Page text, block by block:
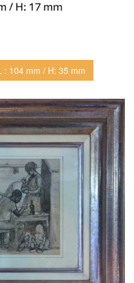
: 104 mm / H: 35 mm